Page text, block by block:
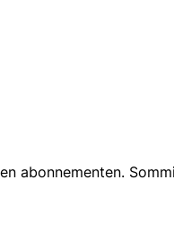
abonnementen.